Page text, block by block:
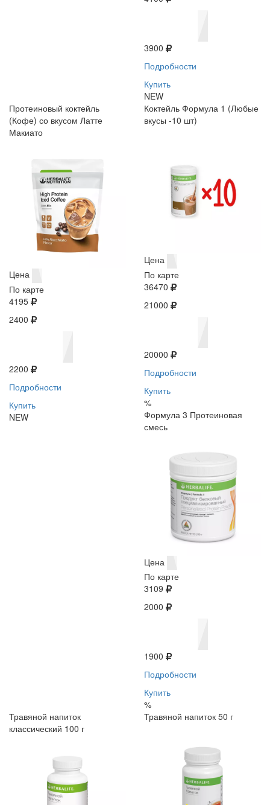
3900
Подробности
Купить
NEW
Протеиновый коктейль
(Кофе) со вкусом Латте
Макиато
Цена
По карте
4195
2400
2200
Подробности
Купить
NEW
Коктейль Формула 1 (Любые
вкусы -10 шт)
Цена
По карте
36470
21000
20000
Подробности
Купить
%
Формула 3 Протеиновая
смесь
Цена
По карте
3109
2000
1900
Подробности
Купить
%
Травяной напиток
классический 100 г
Травяной напиток 50 г